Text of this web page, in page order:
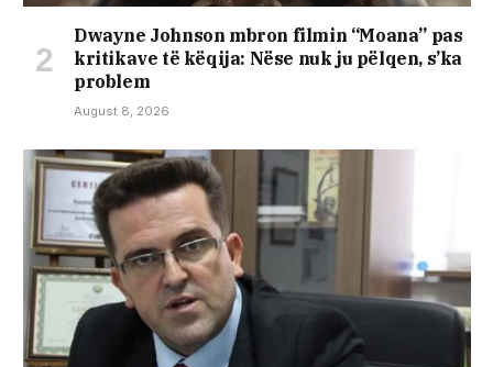
Dwayne Johnson mbron filmin “Moana” pas
kritikave të këqija: Nëse nuk ju pëlqen, s’ka
problem
August 8, 2026